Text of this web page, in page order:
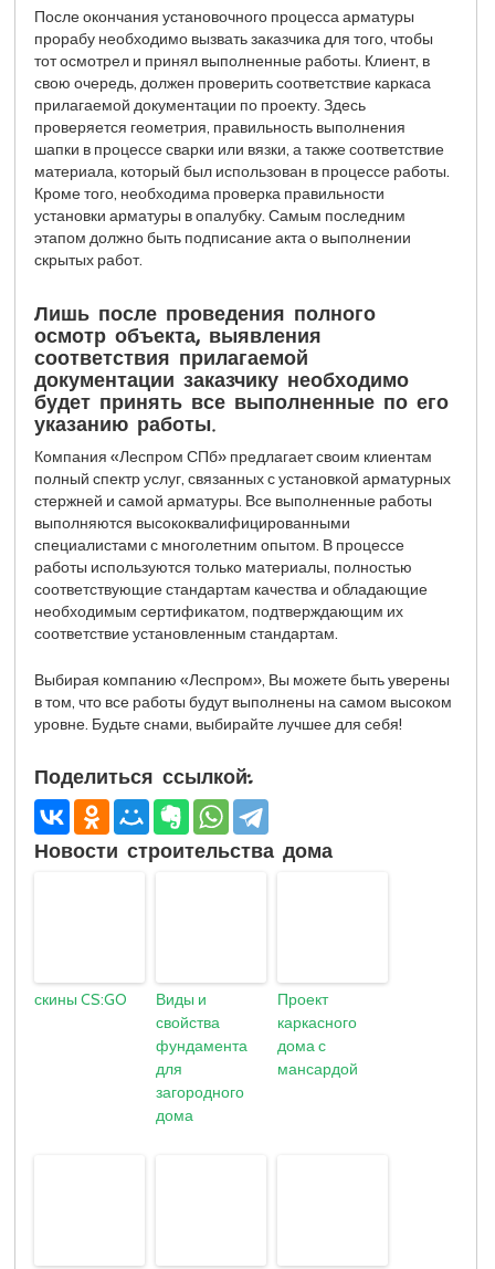
После окончания установочного процесса арматуры
прорабу необходимо вызвать заказчика для того, чтобы
тот осмотрел и принял выполненные работы. Клиент, в
свою очередь, должен проверить соответствие каркаса
прилагаемой документации по проекту. Здесь
проверяется геометрия, правильность выполнения
шапки в процессе сварки или вязки, а также соответствие
материала, который был использован в процессе работы.
Кроме того, необходима проверка правильности
установки арматуры в опалубку. Самым последним
этапом должно быть подписание акта о выполнении
скрытых работ.
Лишь после проведения полного
осмотр объекта, выявления
соответствия прилагаемой
документации заказчику необходимо
будет принять все выполненные по его
указанию работы.
Компания «Леспром СПб» предлагает своим клиентам
полный спектр услуг, связанных с установкой арматурных
стержней и самой арматуры. Все выполненные работы
выполняются высококвалифицированными
специалистами с многолетним опытом. В процессе
работы используются только материалы, полностью
соответствующие стандартам качества и обладающие
необходимым сертификатом, подтверждающим их
соответствие установленным стандартам.
Выбирая компанию «Леспром», Вы можете быть уверены
в том, что все работы будут выполнены на самом высоком
уровне. Будьте снами, выбирайте лучшее для себя!
Поделиться ссылкой:
Новости строительства дома
скины CS:GO
Виды и
свойства
фундамента
для
загородного
дома
Проект
каркасного
дома с
мансардой